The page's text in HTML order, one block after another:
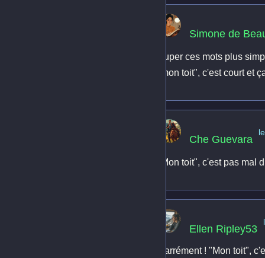
Simone de
Super ces mots plus
"mon toit", c'est court et
Che Guevara
"Mon toit", c'est pas mal
Ellen Ripley53
Carrément ! "Mon toit",